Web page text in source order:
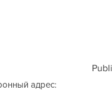
адрес: